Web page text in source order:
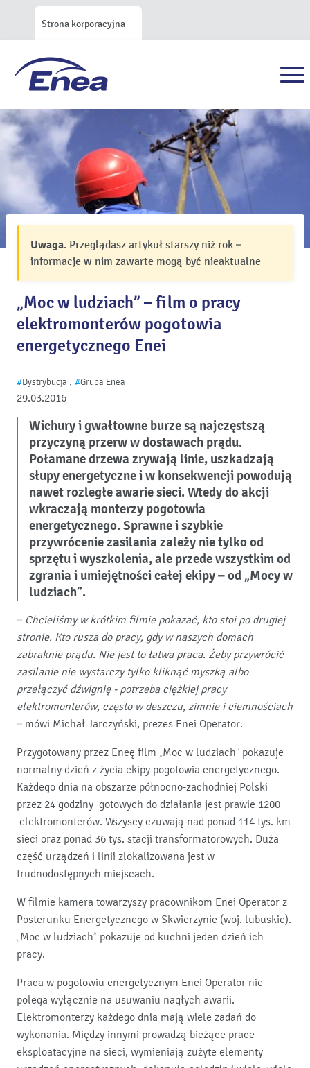
Strona korporacyjna
Uwaga. Przeglądasz artykuł starszy niż rok –
informacje w nim zawarte mogą być nieaktualne
„Moc w ludziach” – film o pracy
elektromonterów pogotowia
energetycznego Enei
29.03.2016
#Dystrybucja , #Grupa Enea
Wichury i gwałtowne burze są najczęstszą
przyczyną przerw w dostawach prądu.
Połamane drzewa zrywają linie, uszkadzają
słupy energetyczne i w konsekwencji powodują
nawet rozległe awarie sieci. Wtedy do akcji
wkraczają monterzy pogotowia
energetycznego. Sprawne i szybkie
przywrócenie zasilania zależy nie tylko od
sprzętu i wyszkolenia, ale przede wszystkim od
zgrania i umiejętności całej ekipy – od „Mocy w
ludziach”.
– Chcieliśmy w krótkim filmie pokazać, kto stoi po drugiej
stronie. Kto rusza do pracy, gdy w naszych domach
zabraknie prądu. Nie jest to łatwa praca. Żeby przywrócić
zasilanie nie wystarczy tylko kliknąć myszką albo
przełączyć dźwignię - potrzeba ciężkiej pracy
elektromonterów, często w deszczu, zimnie i ciemnościach
– mówi Michał Jarczyński, prezes Enei Operator.
Przygotowany przez Eneę film „Moc w ludziach” pokazuje
normalny dzień z życia ekipy pogotowia energetycznego.
Każdego dnia na obszarze północno-zachodniej Polski
przez 24 godziny gotowych do działania jest prawie 1200
elektromonterów. Wszyscy czuwają nad ponad 114 tys. km
sieci oraz ponad 36 tys. stacji transformatorowych. Duża
część urządzeń i linii zlokalizowana jest w
trudnodostępnych miejscach.
W filmie kamera towarzyszy pracownikom Enei Operator z
Posterunku Energetycznego w Skwierzynie (woj. lubuskie).
„Moc w ludziach” pokazuje od kuchni jeden dzień ich
pracy.
Praca w pogotowiu energetycznym Enei Operator nie
polega wyłącznie na usuwaniu nagłych awarii.
Elektromonterzy każdego dnia mają wiele zadań do
wykonania. Między innymi prowadzą bieżące prace
eksploatacyjne na sieci, wymieniają zużyte elementy